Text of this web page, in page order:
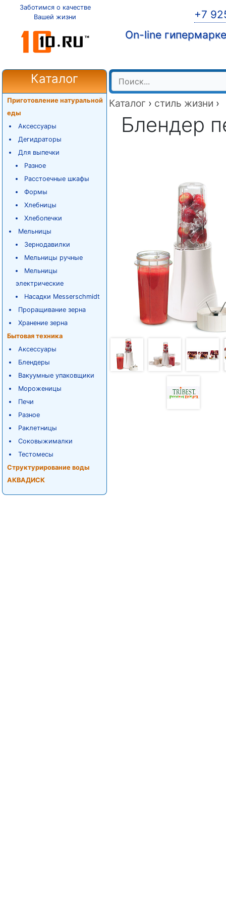
Заботимся о качестве
Вашей жизни
+7
On-line
Каталог
Приготовление натуральной
еды
Аксессуары
Дегидраторы
Для выпечки
Разное
Расстоечные шкафы
Формы
Хлебницы
Хлебопечки
Мельницы
Зернодавилки
Мельницы ручные
Мельницы
электрические
Насадки Messerschmidt
Проращивание зерна
Хранение зерна
Бытовая техника
Аксессуары
Блендеры
Вакуумные упаковщики
Мороженицы
Печи
Разное
Раклетницы
Соковыжималки
Тестомесы
Структурирование воды
АКВАДИСК
Каталог › стиль жизни ›
Блендер